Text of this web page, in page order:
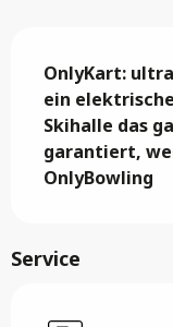
OnlyKart:
ein
Skihalle das
garantiert,
OnlyBowling
Service